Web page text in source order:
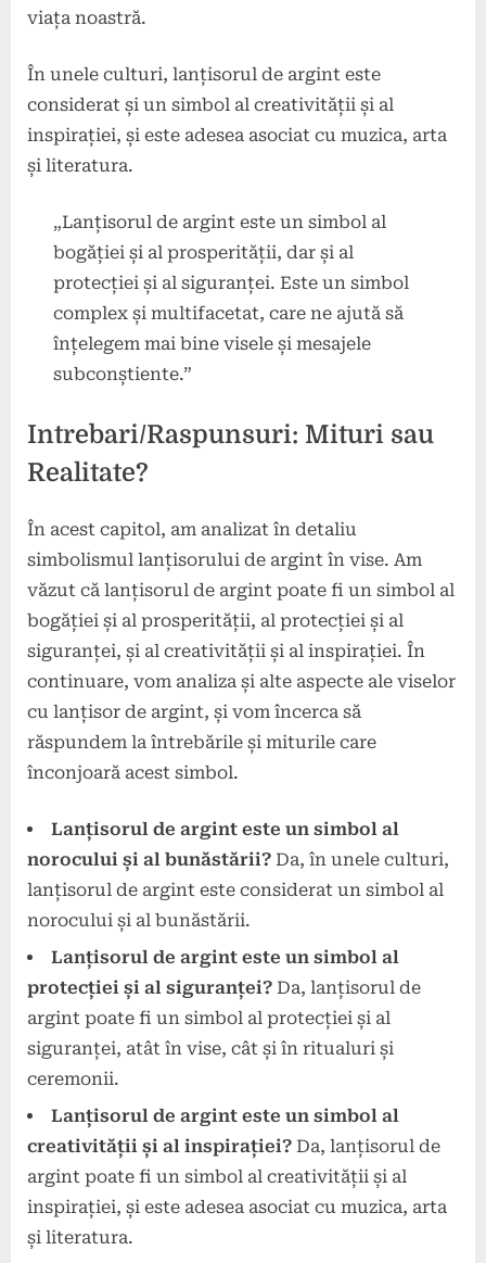
viața noastră.
În unele culturi, lanțisorul de argint este
considerat și un simbol al creativității și al
inspirației, și este adesea asociat cu muzica, arta
și literatura.
„Lanțisorul de argint este un simbol al
bogăției și al prosperității, dar și al
protecției și al siguranței. Este un simbol
complex și multifacetat, care ne ajută să
înțelegem mai bine visele și mesajele
subconștiente.”
Intrebari/Raspunsuri: Mituri sau
Realitate?
În acest capitol, am analizat în detaliu
simbolismul lanțisorului de argint în vise. Am
văzut că lanțisorul de argint poate fi un simbol al
bogăției și al prosperității, al protecției și al
siguranței, și al creativității și al inspirației. În
continuare, vom analiza și alte aspecte ale viselor
cu lanțisor de argint, și vom încerca să
răspundem la întrebările și miturile care
înconjoară acest simbol.
Lanțisorul de argint este un simbol al
norocului și al bunăstării? Da, în unele culturi,
lanțisorul de argint este considerat un simbol al
norocului și al bunăstării.
Lanțisorul de argint este un simbol al
protecției și al siguranței? Da, lanțisorul de
argint poate fi un simbol al protecției și al
siguranței, atât în vise, cât și în ritualuri și
ceremonii.
Lanțisorul de argint este un simbol al
creativității și al inspirației? Da, lanțisorul de
argint poate fi un simbol al creativității și al
inspirației, și este adesea asociat cu muzica, arta
și literatura.